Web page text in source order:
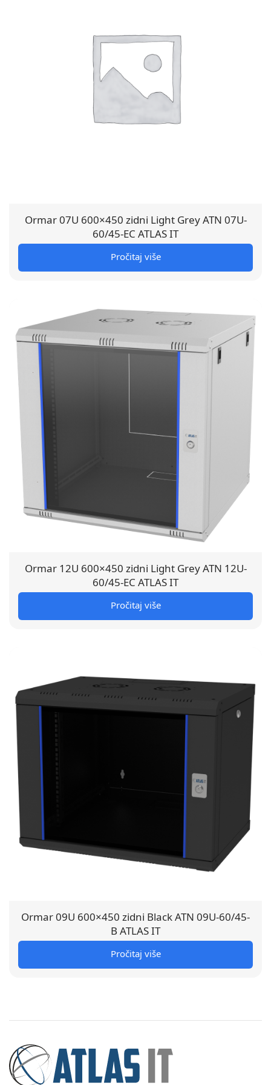
Ormar 07U 600×450 zidni Light Grey ATN 07U-
60/45-EC ATLAS IT
Pročitaj više
Ormar 12U 600×450 zidni Light Grey ATN 12U-
60/45-EC ATLAS IT
Pročitaj više
Ormar 09U 600×450 zidni Black ATN 09U-60/45-
B ATLAS IT
Pročitaj više